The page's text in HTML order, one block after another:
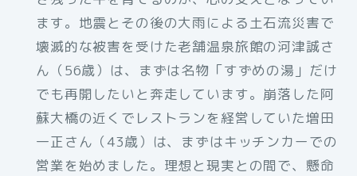
ます。地震とその後の大雨による土石流災害で
壊滅的な被害を受けた老舗温泉旅館の河津誠さ
ん（56歳）は、まずは名物「すずめの湯」だけ
でも再開したいと奔走しています。崩落した阿
蘇大橋の近くでレストランを経営していた増田
一正さん（43歳）は、まずはキッチンカーでの
営業を始めました。理想と現実との間で、懸命